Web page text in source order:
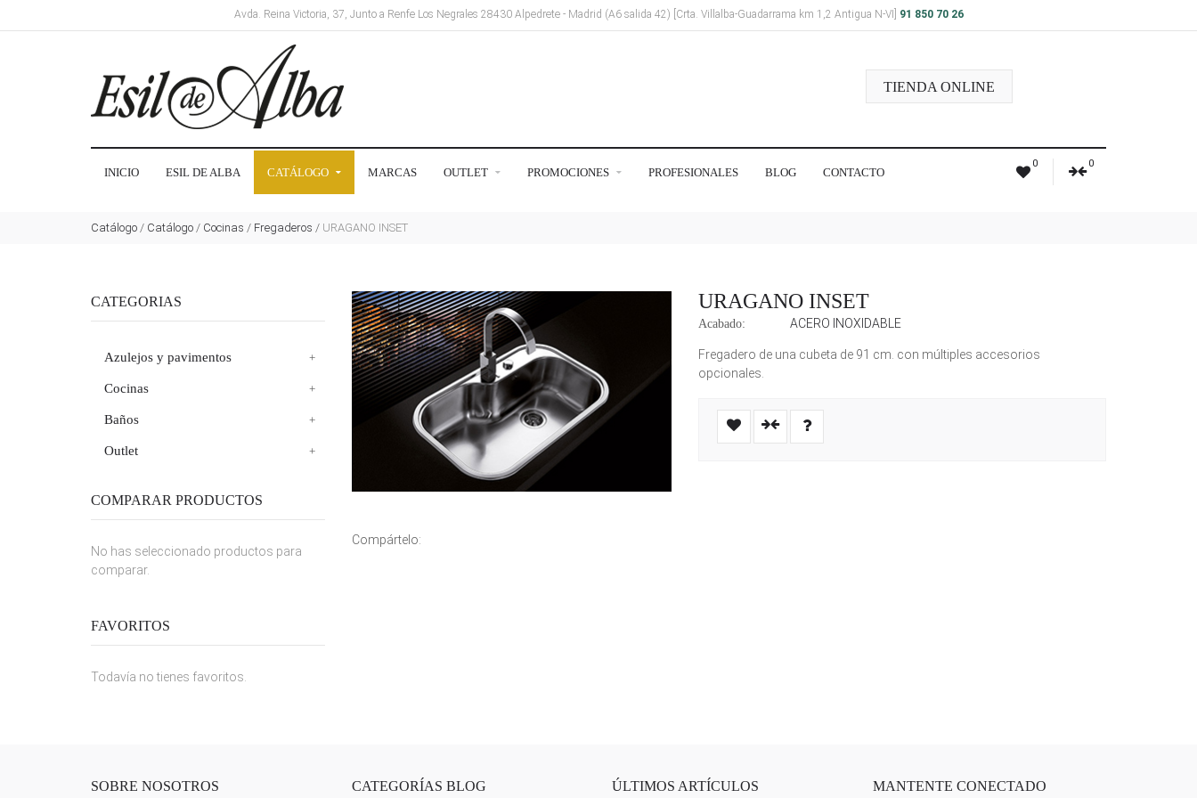
Avda. Reina Victoria, 37, Junto a Renfe Los Negrales 28430 Alpedrete - Madrid (A6 salida 42) [Crta. Villalba-Guadarrama km 1,2 Antigua N-VI] 91 850 70 26
TIENDA ONLINE
INICIO ESIL DE ALBA CATÁLOGO MARCAS OUTLET PROMOCIONES PROFESIONALES BLOG CONTACTO
0 0
Catálogo / Catálogo / Cocinas / Fregaderos / URAGANO INSET
CATEGORIAS
Azulejos y pavimentos
Cocinas
Baños
Outlet
COMPARAR PRODUCTOS
No has seleccionado productos para
comparar.
FAVORITOS
Todavía no tienes favoritos.
Compártelo:
URAGANO INSET
Acabado: ACERO INOXIDABLE
Fregadero de una cubeta de 91 cm. con múltiples accesorios
opcionales.
SOBRE NOSOTROS CATEGORÍAS BLOG ÚLTIMOS ARTÍCULOS MANTENTE CONECTADO